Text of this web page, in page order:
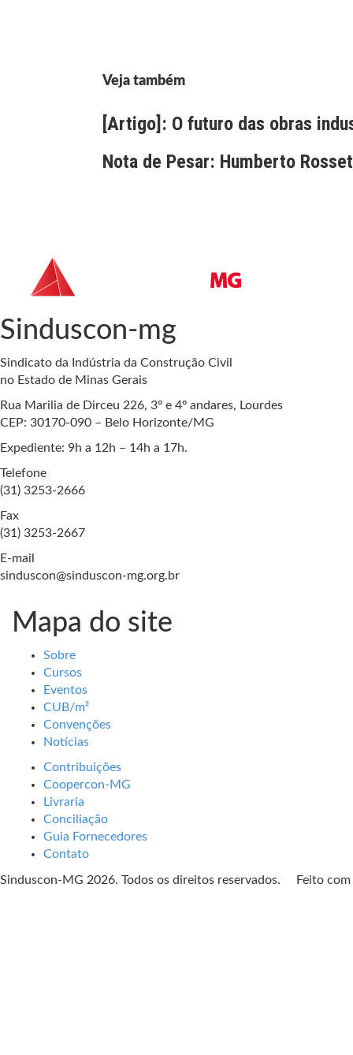
Veja também
[Artigo]: O futuro das obras
Nota de Pesar: Humberto
Sinduscon-mg
Sindicato da Indústria da Construção Civil
no Estado de Minas Gerais
Rua Marilia de Dirceu 226, 3º e 4º andares, Lourdes
CEP: 30170-090 – Belo Horizonte/MG
Expediente: 9h a 12h – 14h a 17h.
Telefone
(31) 3253-2666
Fax
(31) 3253-2667
E-mail
sinduscon@sinduscon-mg.org.br
Mapa do site
Sobre
Cursos
Eventos
CUB/m²
Convenções
Notícias
Contribuições
Coopercon-MG
Livraria
Conciliação
Guia Fornecedores
Contato
Sinduscon-MG 2026. Todos os direitos reservados. Feito com